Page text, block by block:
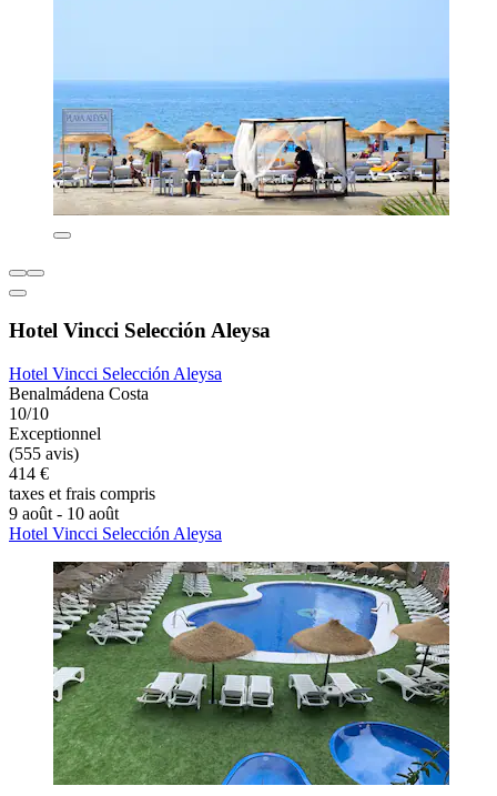
Hotel Vincci Selección Aleysa
Hotel Vincci Selección Aleysa
Benalmádena Costa
10/10
Exceptionnel
(555 avis)
414 €
taxes et frais compris
9 août - 10 août
Hotel Vincci Selección Aleysa